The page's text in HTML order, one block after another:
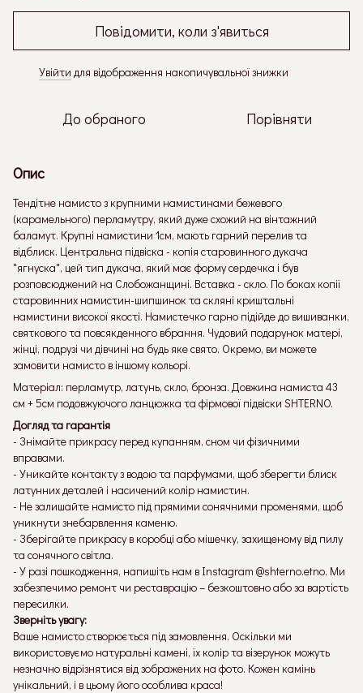
Повідомити, коли з'явиться
Увійти для відображення накопичувальної знижки
До обраного Порівняти
Опис
Тендітне намисто з крупними намистинами бежевого
(карамельного) перламутру, який дуже схожий на вінтажний
баламут. Крупні намистини 1см, мають гарний перелив та
відблиск. Центральна підвіска - копія старовинного дукача
"ягнуска", цей тип дукача, який має форму сердечка і був
розповсюджений на Слобожанщині. Вставка - скло. По боках копії
старовинних намистин-шипшинок та скляні криштальні
намистини високої якості. Намистечко гарно підійде до вишиванки,
святкового та повсякденного вбрання. Чудовий подарунок матері,
жінці, подрузі чи дівчині на будь яке свято. Окремо, ви можете
замовити намисто в іншому кольорі.
Матеріал: перламутр, латунь, скло, бронза. Довжина намиста 43
см + 5см подовжуючого ланцюжка та фірмової підвіски SHTERNO.
Догляд та гарантія
- Знімайте прикрасу перед купанням, сном чи фізичними
вправами.
- Уникайте контакту з водою та парфумами, щоб зберегти блиск
латунних деталей і насичений колір намистин.
- Не залишайте намисто під прямими сонячними променями, щоб
уникнути знебарвлення каменю.
- Зберігайте прикрасу в коробці або мішечку, захищеному від пилу
та сонячного світла.
- У разі пошкодження, напишіть нам в Instagram @shterno.etno. Ми
забезпечимо ремонт чи реставрацію – безкоштовно або за вартість
пересилки.
Зверніть увагу:
Ваше намисто створюється під замовлення. Оскільки ми
використовуємо натуральні камені, їх колір та візерунок можуть
незначно відрізнятися від зображених на фото. Кожен камінь
унікальний, і в цьому його особлива краса!